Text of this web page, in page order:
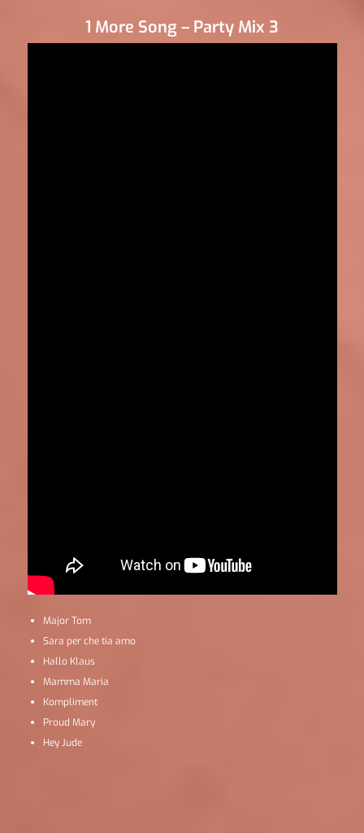
1 More Song – Party Mix 3
Major Tom
Sara per che tia amo
Hallo Klaus
Mamma Maria
Kompliment
Proud Mary
Hey Jude